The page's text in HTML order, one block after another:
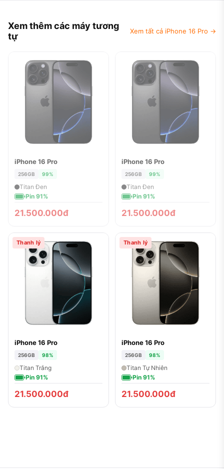
Xem thêm các máy tương
tự
Xem tất cả iPhone 16 Pro →
ĐÃ BÁN
iPhone 16 Pro
256GB 99%
Titan Đen
Pin 91%
21.500.000đ
ĐÃ BÁN
iPhone 16 Pro
256GB 99%
Titan Đen
Pin 91%
21.500.000đ
Thanh lý
iPhone 16 Pro
256GB 98%
Titan Trắng
Pin 91%
21.500.000đ
Thanh lý
iPhone 16 Pro
256GB 98%
Titan Tự Nhiên
Pin 91%
21.500.000đ